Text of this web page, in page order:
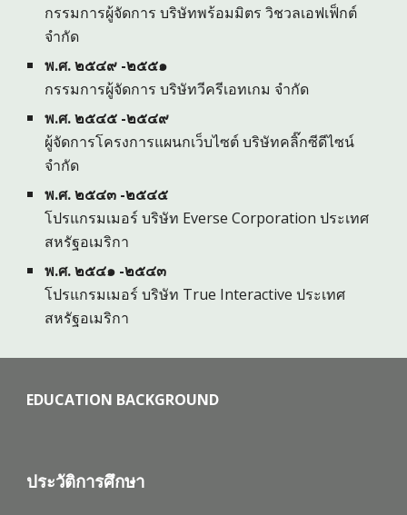
กรรมการผู้จัดการ บริษัทพร้อมมิตร วิชวลเอฟเฟ็กต์
จำกัด
พ.ศ. ๒๕๔๙ -๒๕๕๑
กรรมการผู้จัดการ บริษัทวีครีเอทเกม จำกัด
พ.ศ. ๒๕๔๕ -๒๕๔๙
ผู้จัดการโครงการแผนกเว็บไซต์ บริษัทคลิ๊กซีดีไซน์
จำกัด
พ.ศ. ๒๕๔๓ -๒๕๔๕
โปรแกรมเมอร์ บริษัท Everse Corporation ประเทศ
สหรัฐอเมริกา
พ.ศ. ๒๕๔๑ -๒๕๔๓
โปรแกรมเมอร์ บริษัท True Interactive ประเทศ
สหรัฐอเมริกา
EDUCATION BACKGROUND
ประวัติการศึกษา